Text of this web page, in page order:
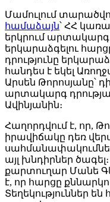
Մամուլում
համաձայն՝ ՀՀ
երկրում արտակարգ
երկարաձգելու
դրությունը
հանդես է եկել
Արսեն Թորոսյանը՝
արտակարգ
Ավինյանին։
Հաղորդվում է, որ,
իրավիճակը դեռ
այլ խնդիրներ
քարտուղար Մանե
է, որ հարցը
Տեղեկություններ